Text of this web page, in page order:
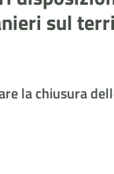
sul
la chiusura